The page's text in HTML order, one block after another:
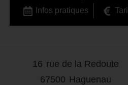
Infos pratiques
16 rue de la Redoute
67500 Haguenau